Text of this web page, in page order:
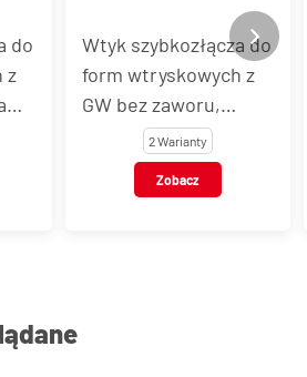
do
z
Wtyk szybkozłącza do
form wtryskowych z
GW bez zaworu,
DYROS seria 6
2 Warianty
Zobacz